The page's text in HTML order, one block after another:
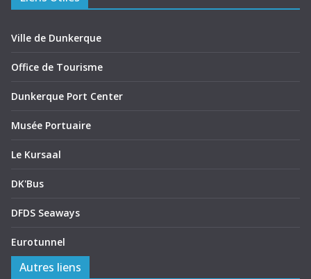
Ville de Dunkerque
Office de Tourisme
Dunkerque Port Center
Musée Portuaire
Le Kursaal
DK'Bus
DFDS Seaways
Eurotunnel
Autres liens